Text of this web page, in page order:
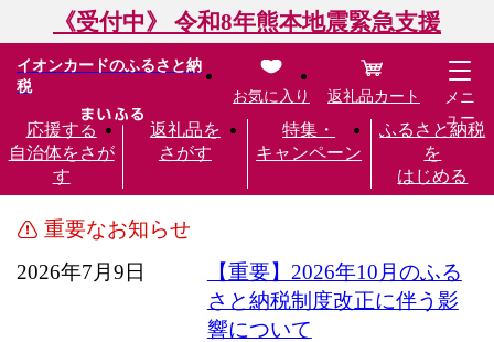
《受付中》 令和8年熊本地震緊急支援
イオンカードのふるさと納
税
応援する
自治体をさが
す
返礼品を
さがす
特集・
キャンペーン
ふるさと納税
を
はじめる
お気に入り 返礼品カート
メニ
ュー
重要なお知らせ
2026年7月9日
【重要】2026年10月のふる
さと納税制度改正に伴う影
響について